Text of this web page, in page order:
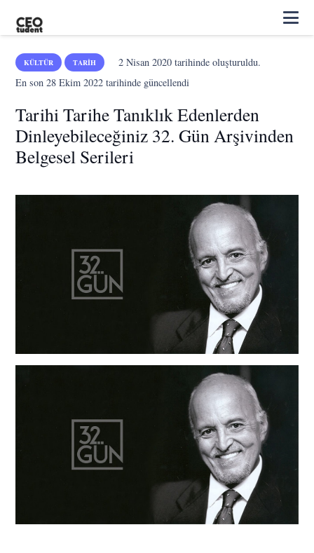
KÜLTÜR TARIH 2 Nisan 2020tarihinde oluşturuldu.
En son28 Ekim 2022 tarihinde güncellendi
Tarihi Tarihe Tanıklık Edenlerden
Dinleyebileceğiniz 32. Gün Arşivinden
Belgesel Serileri